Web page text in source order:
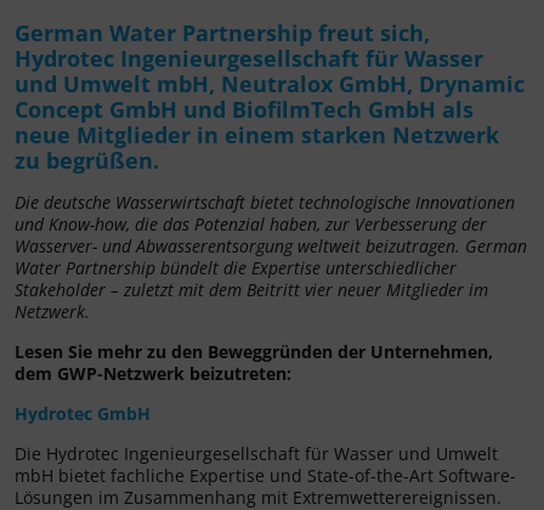
German Water Partnership freut sich,
Hydrotec Ingenieurgesellschaft für Wasser
und Umwelt mbH, Neutralox GmbH, Drynamic
Concept GmbH und BiofilmTech GmbH als
neue Mitglieder in einem starken Netzwerk
zu begrüßen.
Die deutsche Wasserwirtschaft bietet technologische Innovationen
und Know-how, die das Potenzial haben, zur Verbesserung der
Wasserver- und Abwasserentsorgung weltweit beizutragen. German
Water Partnership bündelt die Expertise unterschiedlicher
Stakeholder – zuletzt mit dem Beitritt vier neuer Mitglieder im
Netzwerk.
Lesen Sie mehr zu den Beweggründen der Unternehmen,
dem GWP-Netzwerk beizutreten:
Hydrotec GmbH
Die Hydrotec Ingenieurgesellschaft für Wasser und Umwelt
mbH bietet fachliche Expertise und State-of-the-Art Software-
Lösungen im Zusammenhang mit Extremwetterereignissen.